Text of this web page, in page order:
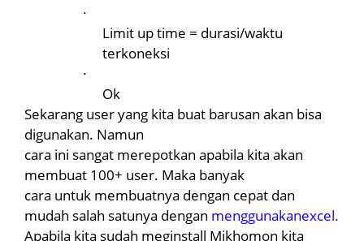
·
Limit up time = durasi/waktu
terkoneksi
·
Ok
Sekarang user yang kita buat barusan akan bisa
digunakan. Namun
cara ini sangat merepotkan apabila kita akan
membuat 100+ user. Maka banyak
cara untuk membuatnya dengan cepat dan
mudah salah satunya dengan menggunakanexcel.
Apabila kita sudah meginstall Mikhomon kita